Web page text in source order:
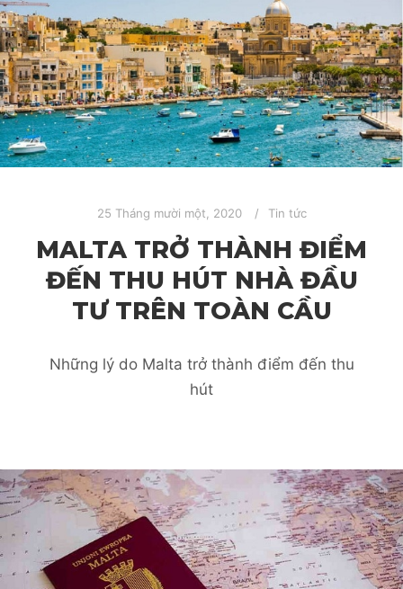
25 Tháng mười một, 2020 Tin tức
MALTA TRỞ THÀNH ĐIỂM
ĐẾN THU HÚT NHÀ ĐẦU
TƯ TRÊN TOÀN CẦU
Những lý do Malta trở thành điểm đến thu
hút